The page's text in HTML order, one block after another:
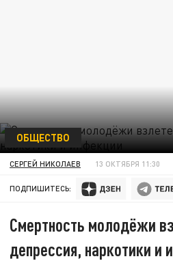
ОБЩЕСТВО
СЕРГЕЙ НИКОЛАЕВ 13 ОКТЯБРЯ 11:30
ПОДПИШИТЕСЬ:
Смертность молодёжи
депрессия, наркотики и